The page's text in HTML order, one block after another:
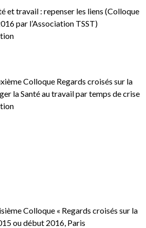
et travail : repenser les liens (Colloque
par l’Association TSST)
Colloque Regards croisés sur la
la Santé au travail par temps de crise
Colloque « Regards croisés sur la
ou début 2016, Paris